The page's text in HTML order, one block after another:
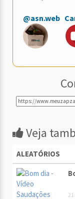
@asn.web
Veja
ALEATÓRIOS
21